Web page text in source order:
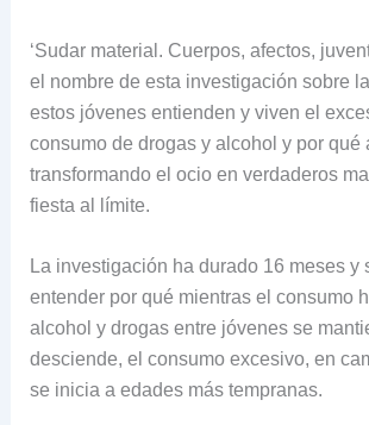
‘Sudar material. Cuerpos, afectos,
el nombre de esta investigación sobre
estos jóvenes entienden y viven el
consumo de drogas y alcohol y por qué
transformando el ocio en verdaderos
fiesta al límite.
La investigación ha durado 16 meses y
entender por qué mientras el consumo
alcohol y drogas entre jóvenes se
desciende, el consumo excesivo, en
se inicia a edades más tempranas.